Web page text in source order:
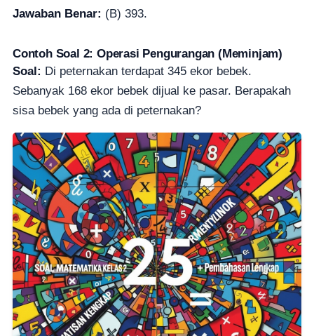
Jawaban Benar: (B) 393.
Contoh Soal 2: Operasi Pengurangan (Meminjam)
Soal: Di peternakan terdapat 345 ekor bebek.
Sebanyak 168 ekor bebek dijual ke pasar. Berapakah
sisa bebek yang ada di peternakan?